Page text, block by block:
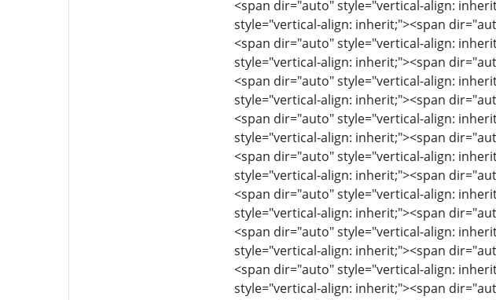
<span dir="auto" style="vertical-align:
style="vertical-align: inherit;"><span
<span dir="auto" style="vertical-align:
style="vertical-align: inherit;"><span
<span dir="auto" style="vertical-align:
style="vertical-align: inherit;"><span
<span dir="auto" style="vertical-align:
style="vertical-align: inherit;"><span
<span dir="auto" style="vertical-align:
style="vertical-align: inherit;"><span
<span dir="auto" style="vertical-align:
style="vertical-align: inherit;"><span
<span dir="auto" style="vertical-align:
style="vertical-align: inherit;"><span
<span dir="auto" style="vertical-align:
style="vertical-align: inherit;"><span